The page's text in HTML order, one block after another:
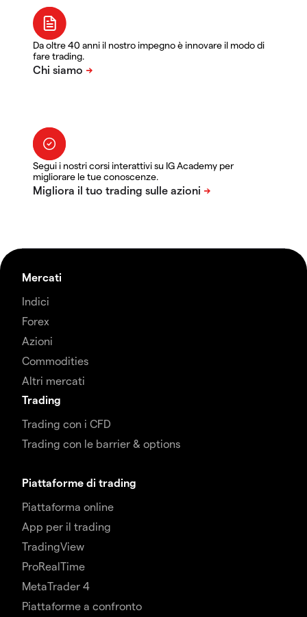
Da oltre 40 anni il nostro impegno è innovare il modo di
fare trading.
Segui i nostri corsi interattivi su IG Academy per
migliorare le tue conoscenze.
Mercati
Indici
Forex
Azioni
Commodities
Altri mercati
Trading
Trading con i CFD
Trading con le barrier & options
Piattaforme di trading
Piattaforma online
App per il trading
TradingView
ProRealTime
MetaTrader 4
Piattaforme a confronto